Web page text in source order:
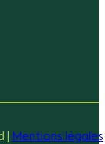
| Mentions légales